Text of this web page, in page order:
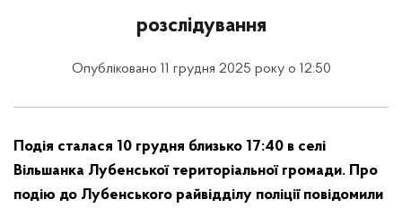
розслідування
Опубліковано 11 грудня 2025 року о 12:50
Подія сталася 10 грудня близько 17:40 в селі
Вільшанка Лубенської територіальної громади. Про
подію до Лубенського райвідділу поліції повідомили